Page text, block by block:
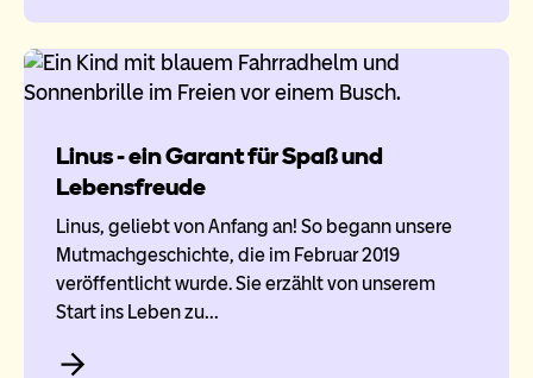
Linus - ein Garant für Spaß und
Lebensfreude
Linus, geliebt von Anfang an! So begann unsere
Mutmachgeschichte, die im Februar 2019
veröffentlicht wurde. Sie erzählt von unserem
Start ins Leben zu…